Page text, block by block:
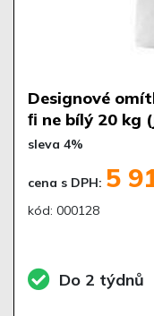
Designové
ﬁ ne bílý 20 kg
sleva 4%
cena s DPH: 5
kód: 000128
Do 2 týdnů